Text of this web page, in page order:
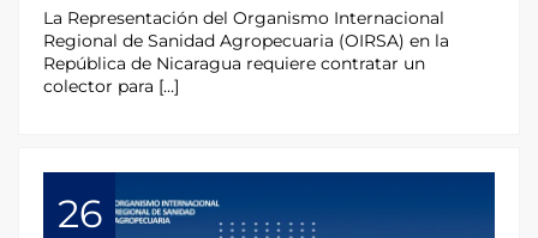
La Representación del Organismo Internacional
Regional de Sanidad Agropecuaria (OIRSA) en la
República de Nicaragua requiere contratar un
colector para […]
26